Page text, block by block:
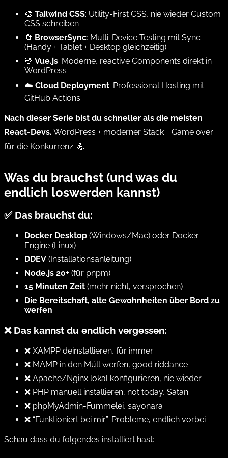
🎨 Tailwind CSS: Utility-First CSS, nie wieder Custom
CSS schreiben
🔄 BrowserSync: Multi-Device Testing mit Sync
(Handy + Tablet + Desktop gleichzeitig)
🖖 Vue.js: Moderne, reactive Components direkt in
WordPress
☁️ Cloud Deployment: Professional Hosting mit
GitHub Actions
Nach dieser Serie bist du schneller als die meisten
React-Devs. WordPress + moderner Stack = Game over
für die Konkurrenz. 💪
Was du brauchst (und was du
endlich loswerden kannst)
✅ Das brauchst du:
Docker Desktop (Windows/Mac) oder Docker
Engine (Linux)
DDEV ( Installationsanleitung)
Node.js 20+ (für pnpm)
15 Minuten Zeit (mehr nicht, versprochen)
Die Bereitschaft, alte Gewohnheiten über Bord zu
werfen
❌ Das kannst du endlich vergessen:
❌ XAMPP deinstallieren, für immer
❌ MAMP in den Müll werfen, good riddance
❌ Apache/Nginx lokal konfigurieren, nie wieder
❌ PHP manuell installieren, not today, Satan
❌ phpMyAdmin-Fummelei, sayonara
❌ “Funktioniert bei mir”-Probleme, endlich vorbei
Schau dass du folgendes installiert hast: